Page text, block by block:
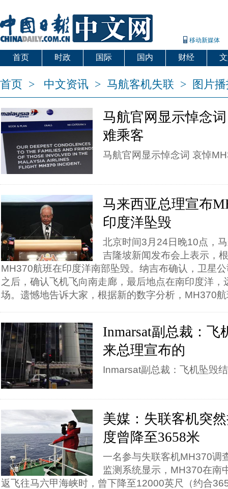
移动新媒体
首页 时政 国际 国内 财经
首页 > 中文资讯 > 马航客机失联 > 图片
马航官网显示悼念
难乘客
马航官网显示悼念词 哀悼
马来西亚总理宣布
印度洋坠毁
北京时间3月24日晚10点，
吉隆坡新闻发布会上表示，
MH370航班在印度洋南部坠毁。纳吉布确认，卫星
之后，确认飞机飞向南走廊，最后地点在南印度洋，
场。遗憾地告诉大家，根据新的数字分析，MH370
Inmarsat副总裁：飞
来总理宣布的
Inmarsat副总裁：飞机坠毁
美媒：失联客机突
度曾降至3658米
一名参与失联客机MH370调
监测系统显示，MH370在南
返飞往马六甲海峡时，曾下降至12000英尺（约合